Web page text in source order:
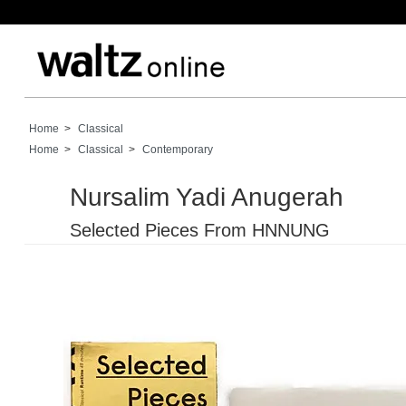
Home > Classical
Home > Classical > Contemporary
Nursalim Yadi Anugerah
Selected Pieces From HNNUNG